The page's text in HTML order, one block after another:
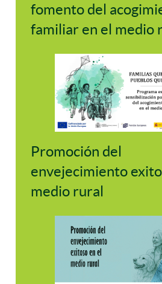
fomento del
familiar en el medio
Promoción del
envejecimiento
medio rural